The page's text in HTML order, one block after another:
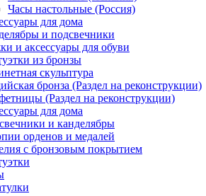
Часы настольные (Россия)
для дома
и подсвечники
и аксессуары для обуви
из бронзы
скульптура
бронза (Раздел на реконструкции)
(Раздел на реконструкции)
для дома
и канделябры
орденов и медалей
с бронзовым покрытием